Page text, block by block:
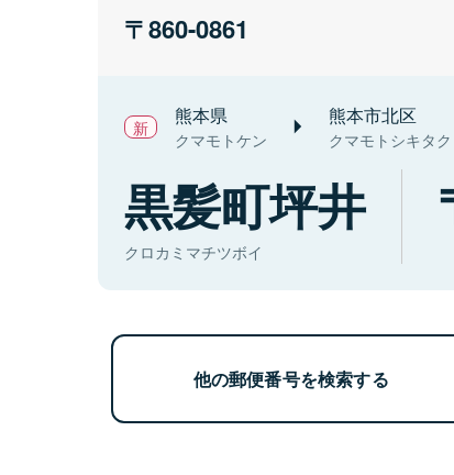
860-0861
熊本県
クマモトケン
熊本市北区
クマモトシキタク
黒髪町坪井
クロカミマチツボイ
他の郵便番号を検索する